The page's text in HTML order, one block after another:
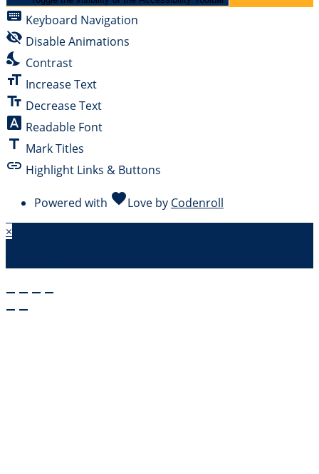
keyboard Keyboard Navigation
visibility_off Disable Animations
nights_stay Contrast
format_size Increase Text
text_fields Decrease Text
font_download Readable Font
title Mark Titles
link Highlight Links & Buttons
Powered with favoriteLove by Codenroll
×